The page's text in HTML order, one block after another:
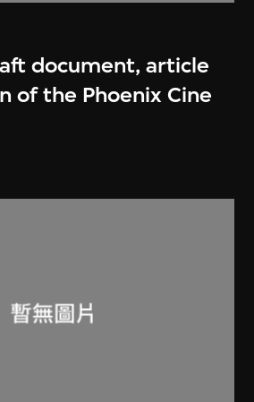
document, article
of the Phoenix Cine